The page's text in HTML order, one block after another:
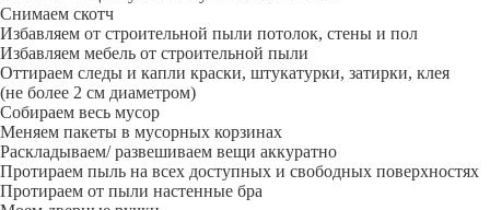
Снимаем скотч
Избавляем от строительной пыли потолок, стены и пол
Избавляем мебель от строительной пыли
Оттираем следы и капли краски, штукатурки, затирки, клея
(не более 2 см диаметром)
Собираем весь мусор
Меняем пакеты в мусорных корзинах
Раскладываем/ развешиваем вещи аккуратно
Протираем пыль на всех доступных и свободных поверхностях
Протираем от пыли настенные бра